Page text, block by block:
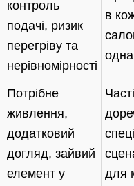
контроль
подачі, ризик
перегріву та
нерівномірності
в
Потрібне
живлення,
додатковий
догляд, зайвий
елемент у
для